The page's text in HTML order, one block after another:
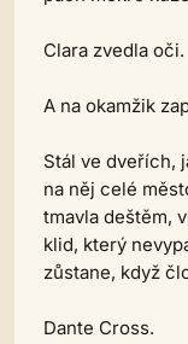
Clara zvedla oči.
A na okamžik
Stál ve dveřích,
na něj celé
tmavla deštěm,
klid, který
zůstane, když
Dante Cross.